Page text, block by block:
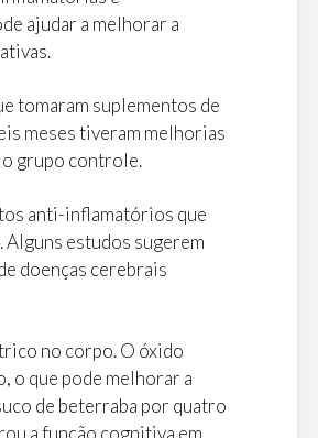
ajudar a melhorar a
tomaram suplementos de
meses tiveram melhorias
o grupo controle.
anti-inflamatórios que
estudos sugerem
doenças cerebrais
no corpo. O óxido
o que pode melhorar a
de beterraba por quatro
a função cognitiva em